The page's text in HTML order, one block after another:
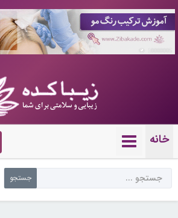
خانه